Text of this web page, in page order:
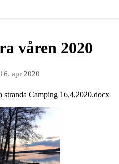
våren 2020
16. apr 2020
Camping 16.4.2020.docx